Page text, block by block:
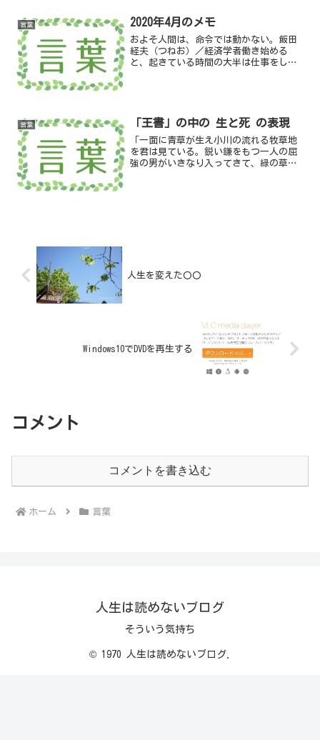
言葉 2020年4月のメモ
およそ人間は、命令では動かない。飯田
経夫（つねお）／経済学者働き始める
と、起きている時間の大半は仕事をして
言葉 「王書」の中の 生と死 の表現
「一面に青草が生え小川の流れる牧草地
を君は見ている。鋭い鎌をもつ一人の屈
強の男がいきなり入ってきて、緑の草も
人生を変えた〇〇
Windows10でDVDを再生する
コメント
コメントを書き込む
ホーム 言葉
人生は読めないブログ
そういう気持ち
© 1970 人生は読めないブログ.